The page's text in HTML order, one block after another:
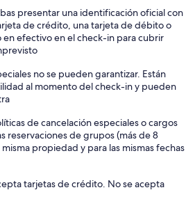
presentar una identificación oficial con
de crédito, una tarjeta de débito o
en efectivo en el check-in para cubrir
no se pueden garantizar. Están
al momento del check-in y pueden
de cancelación especiales o cargos
reservaciones de grupos (más de 8
propiedad y para las mismas fechas
tarjetas de crédito. No se acepta